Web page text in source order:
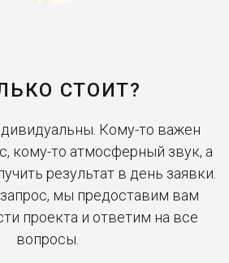
СТОИТ?
Кому-то важен
кому-то атмосферный звук, а
результат в день заявки.
мы предоставим вам
проекта и ответим на все
вопросы.